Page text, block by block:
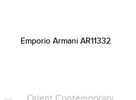
Emporio Armani AR11332